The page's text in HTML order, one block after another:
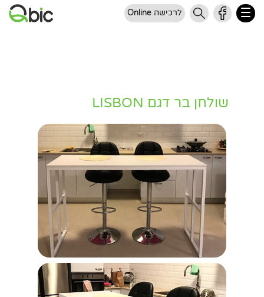
לרכישה Online
שולחן בר דגם LISBON